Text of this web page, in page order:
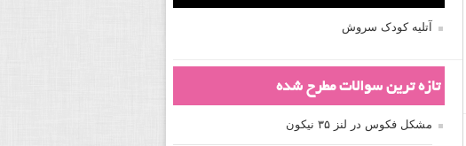
آتلیه کودک سروش
تازه ترین سوالات مطرح شده
مشکل فکوس در لنز ۳۵ نیکون